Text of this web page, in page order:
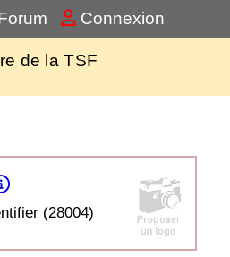
Connexion
de la TSF
(28004)